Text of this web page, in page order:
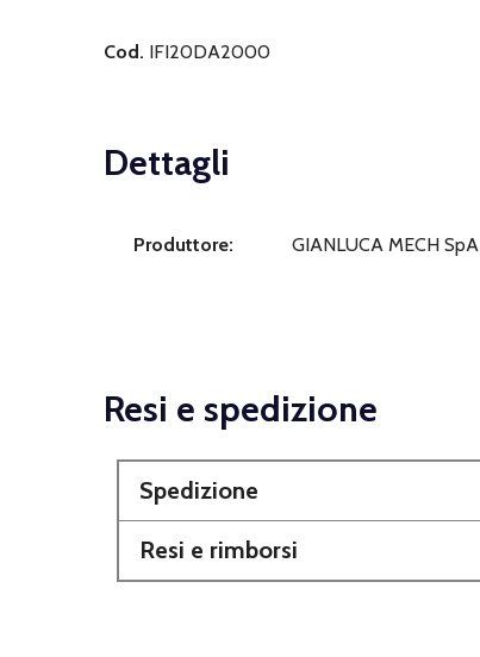
Cod. IFI20DA2000
Dettagli
Produttore: GIANLUCA MECH SpA
Resi e spedizione
Spedizione
Resi e rimborsi